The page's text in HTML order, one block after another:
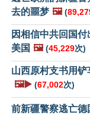
去的噩梦 🖼️ (
因相信中共回国
美国 🖼️ (45,229次)
山西原村支书用
🖼️▶️ (67,002次)
前新疆警察逃亡